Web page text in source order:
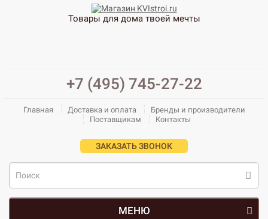
Товары для дома твоей мечты
+7 (495) 745-27-22
Главная Доставка и оплата
Бренды и производители
Поставщикам
Контакты
ЗАКАЗАТЬ ЗВОНОК
МЕНЮ